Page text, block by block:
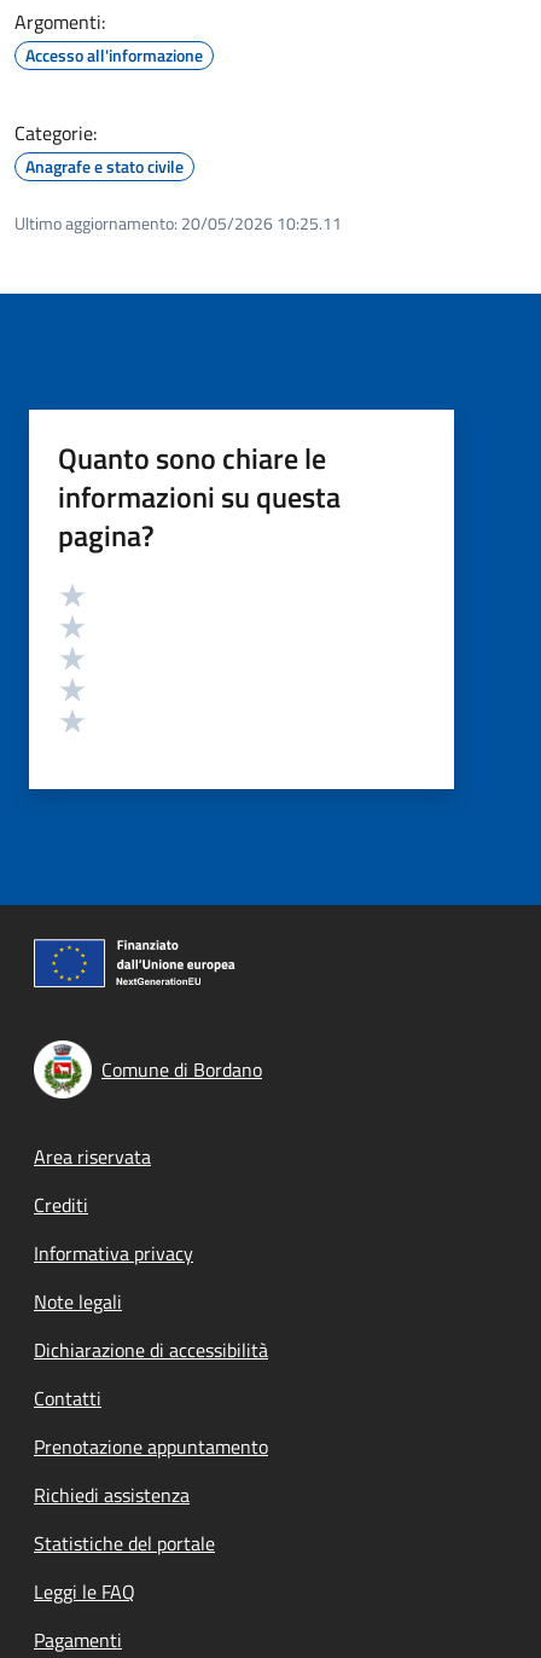
Argomenti:
Accesso all'informazione
Categorie:
Anagrafe e stato civile
Ultimo aggiornamento: 20/05/2026 10:25.11
Quanto sono chiare le
informazioni su questa
pagina?
Valutazione
Comune di Bordano
Footer menu
Area riservata
Crediti
Informativa privacy
Note legali
Dichiarazione di accessibilità
Contatti
Prenotazione appuntamento
Richiedi assistenza
Statistiche del portale
Leggi le FAQ
Pagamenti